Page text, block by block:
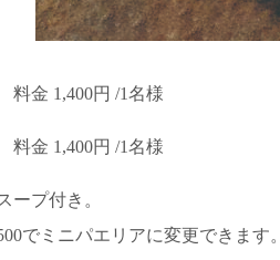
金 1,400円 /1名様
金 1,400円 /1名様
ープ付き。
でミニパエリアに変更できます。